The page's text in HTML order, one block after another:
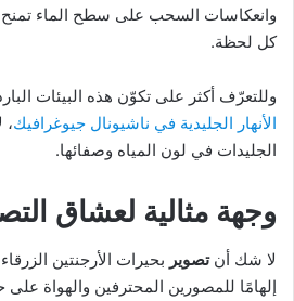
وانعكاسات السحب على سطح الماء
كل لحظة.
وللتعرّف أكثر على تكوّن هذه البيئات
الأنهار الجليدية في ناشيونال جيوغرافيك،
الجليدات في لون المياه وصفائها.
وجهة مثالية لعشاق
لا شك أنتصوير بحيرات الأرجنتين
إلهامًا للمصورين المحترفين والهواة